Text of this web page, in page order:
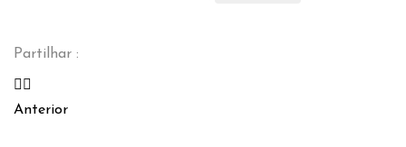
Partilhar :
Anterior